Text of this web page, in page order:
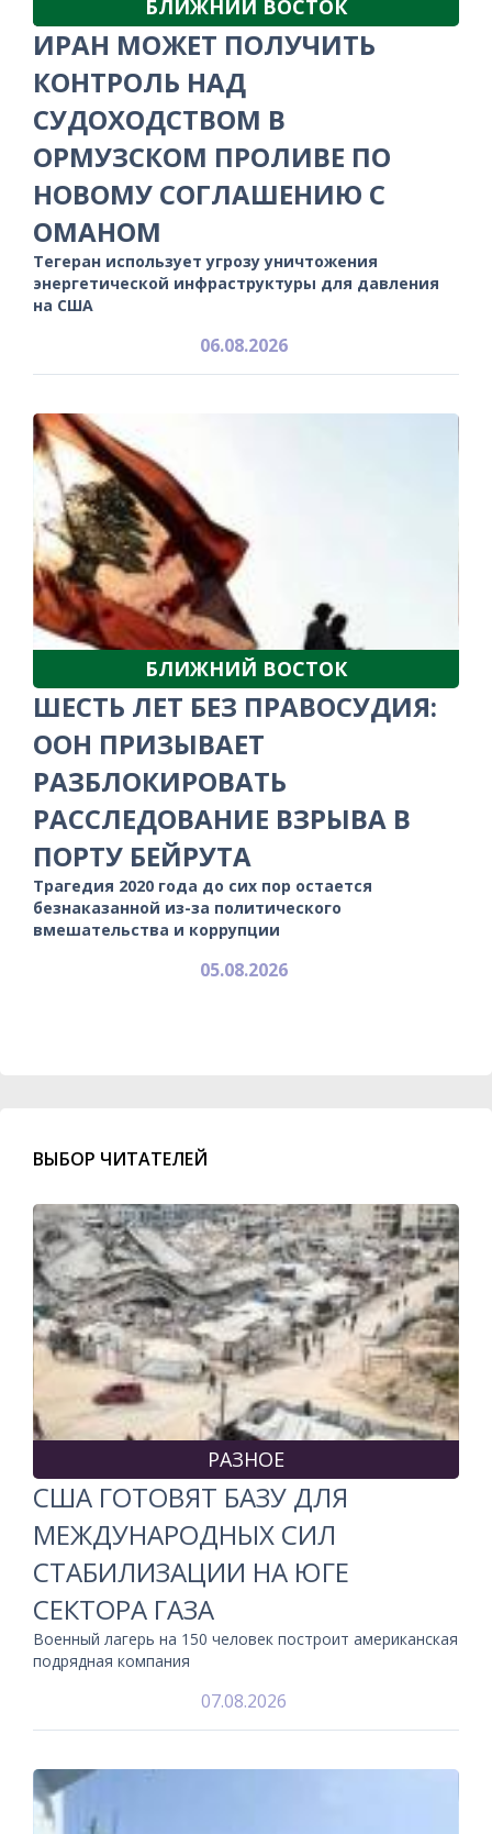
БЛИЖНИЙ ВОСТОК
ИРАН МОЖЕТ ПОЛУЧИТЬ
КОНТРОЛЬ НАД
СУДОХОДСТВОМ В
ОРМУЗСКОМ ПРОЛИВЕ ПО
НОВОМУ СОГЛАШЕНИЮ С
ОМАНОМ
Тегеран использует угрозу уничтожения
энергетической инфраструктуры для давления
на США
06.08.2026
БЛИЖНИЙ ВОСТОК
ШЕСТЬ ЛЕТ БЕЗ ПРАВОСУДИЯ:
ООН ПРИЗЫВАЕТ
РАЗБЛОКИРОВАТЬ
РАССЛЕДОВАНИЕ ВЗРЫВА В
ПОРТУ БЕЙРУТА
Трагедия 2020 года до сих пор остается
безнаказанной из-за политического
вмешательства и коррупции
05.08.2026
ВЫБОР ЧИТАТЕЛЕЙ
РАЗНОЕ
США ГОТОВЯТ БАЗУ ДЛЯ
МЕЖДУНАРОДНЫХ СИЛ
СТАБИЛИЗАЦИИ НА ЮГЕ
СЕКТОРА ГАЗА
Военный лагерь на 150 человек построит американская
подрядная компания
07.08.2026